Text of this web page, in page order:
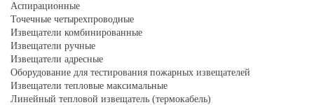
Аспирационные
Точечные четырехпроводные
Извещатели комбинированные
Извещатели ручные
Извещатели адресные
Оборудование для тестирования пожарных извещателей
Извещатели тепловые максимальные
Линейный тепловой извещатель (термокабель)